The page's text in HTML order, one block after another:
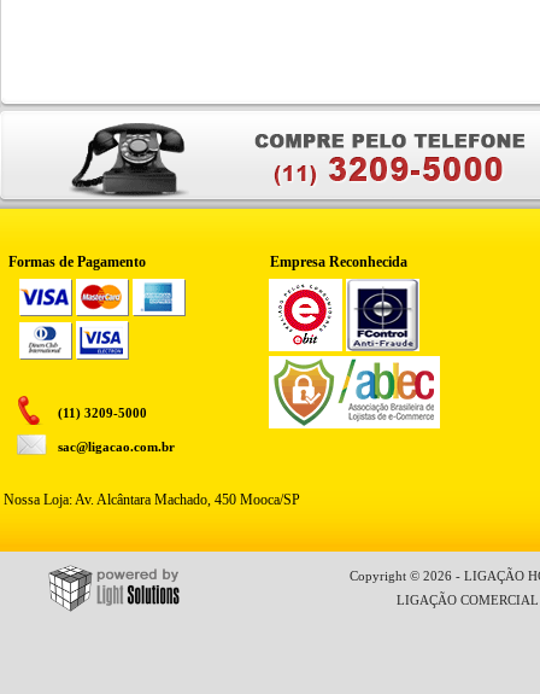
Formas de Pagamento Empresa Reconhecida
(11) 3209-5000
sac@ligacao.com.br
Nossa Loja: Av. Alcântara Machado, 450 Mooca/SP
Copyright © 2026 - LIGAÇÃO
LIGAÇÃO